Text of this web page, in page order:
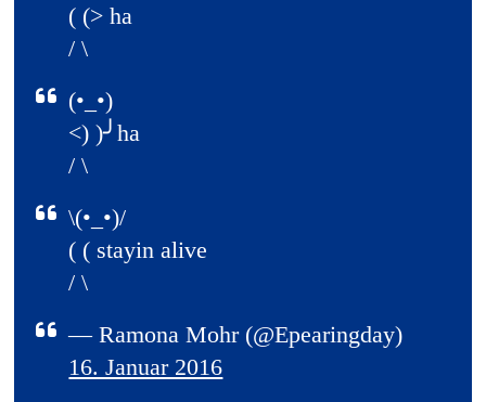
( (> ha
/ \
(•_•)
<) )╯ha
/ \
\(•_•)/
( ( stayin alive
/ \
— Ramona Mohr (@Epearingday)
16. Januar 2016